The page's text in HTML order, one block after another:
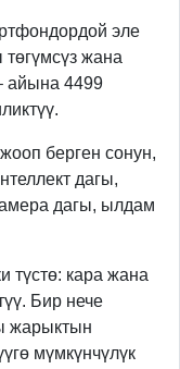
эле
жана
айына 4499
берген сонун,
дагы,
дагы, ылдам
түстө: кара жана
Бир нече
жарыктын
мүмкүнчүлүк